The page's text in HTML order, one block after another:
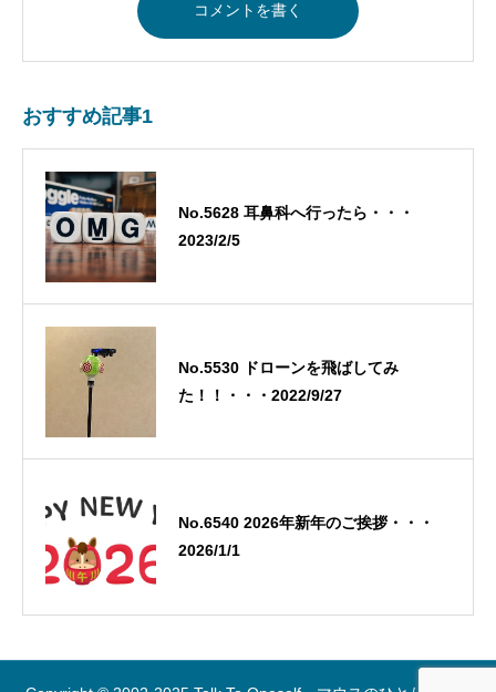
おすすめ記事1
No.5628 耳鼻科へ行ったら・・・
2023/2/5
No.5530 ドローンを飛ばしてみ
た！！・・・2022/9/27
No.6540 2026年新年のご挨拶・・・
2026/1/1